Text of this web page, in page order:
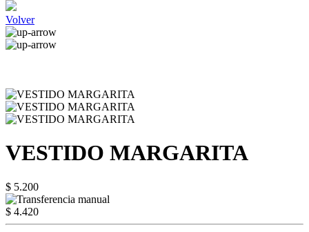
Volver
VESTIDO MARGARITA
$ 5.200
$ 4.420